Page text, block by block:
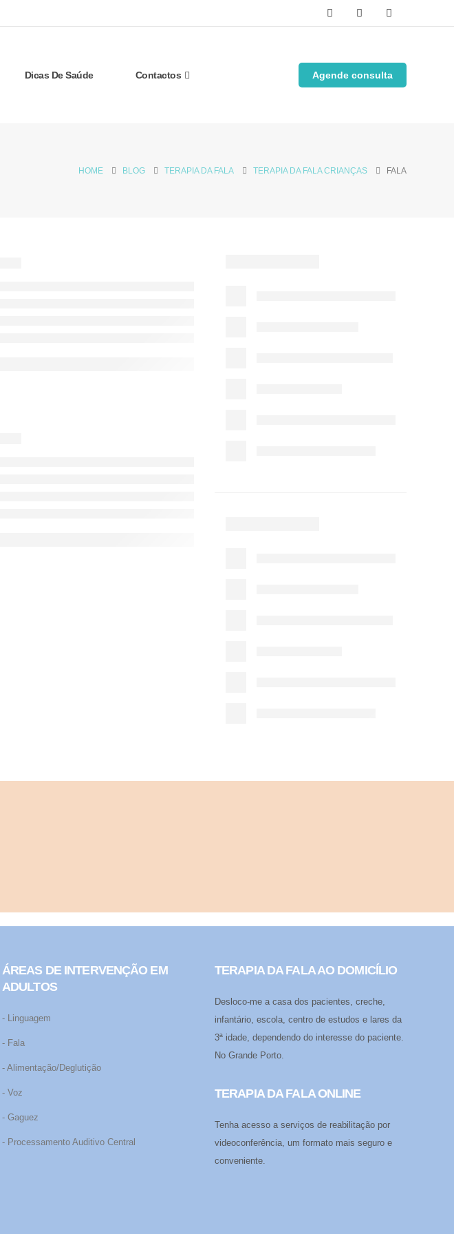
Dicas De Saúde Contactos Agende consulta
HOME BLOG TERAPIA DA FALA TERAPIA DA FALA CRIANÇAS FALA
ÁREAS DE INTERVENÇÃO EM
ADULTOS
- Linguagem
- Fala
- Alimentação/Deglutição
- Voz
- Gaguez
- Processamento Auditivo Central
TERAPIA DA FALA AO DOMICÍLIO
Desloco-me a casa dos pacientes, creche,
infantário, escola, centro de estudos e lares da
3ª idade, dependendo do interesse do paciente.
No Grande Porto.
TERAPIA DA FALA ONLINE
Tenha acesso a serviços de reabilitação por
videoconferência, um formato mais seguro e
conveniente.